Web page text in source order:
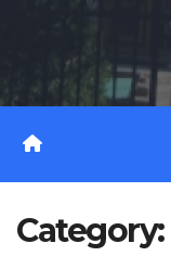
Category: